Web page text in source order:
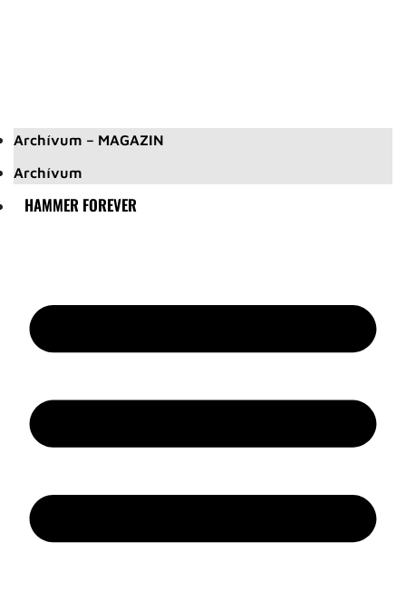
Archívum – MAGAZIN
Archívum
HAMMER FOREVER